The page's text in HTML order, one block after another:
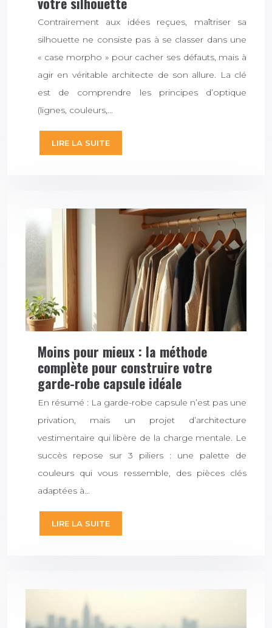
Contrairement aux idées reçues, maîtriser sa
silhouette ne consiste pas à se classer dans une
« case morpho » pour cacher ses défauts, mais à
agir en véritable architecte de son allure. La clé
est de comprendre les principes d’optique
(lignes, couleurs,…
LIRE LA SUITE
Moins pour mieux : la méthode
complète pour construire votre
garde-robe capsule idéale
En résumé : La garde-robe capsule n’est pas une
privation, mais un projet d’architecture
vestimentaire qui libère de la charge mentale. Le
succès repose sur 3 piliers : une palette de
couleurs qui vous ressemble, des pièces clés
adaptées à…
LIRE LA SUITE